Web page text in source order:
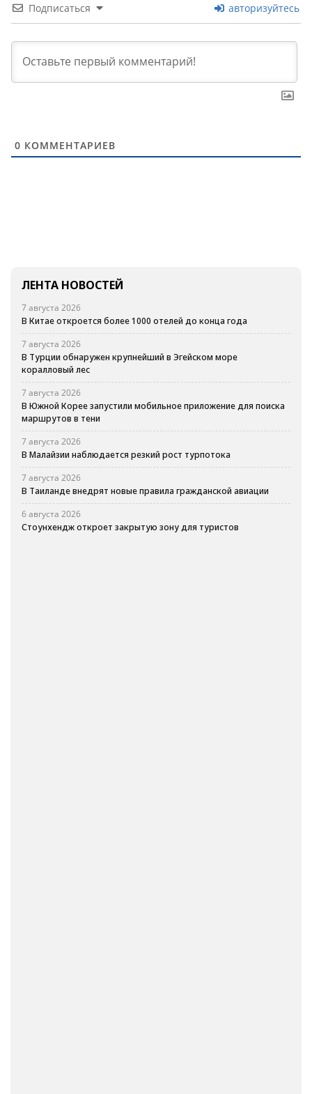
Подписаться авторизуйтесь
0 КОММЕНТАРИЕВ
ЛЕНТА НОВОСТЕЙ
7 августа 2026
В Китае откроется более 1000 отелей до конца года
7 августа 2026
В Турции обнаружен крупнейший в Эгейском море
коралловый лес
7 августа 2026
В Южной Корее запустили мобильное приложение для поиска
маршрутов в тени
7 августа 2026
В Малайзии наблюдается резкий рост турпотока
7 августа 2026
В Таиланде внедрят новые правила гражданской авиации
6 августа 2026
Стоунхендж откроет закрытую зону для туристов